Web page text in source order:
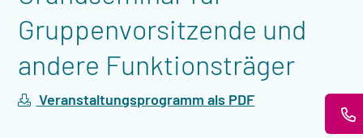
Gruppenvorsitzende und
andere Funktionsträger
Veranstaltungsprogramm als PDF